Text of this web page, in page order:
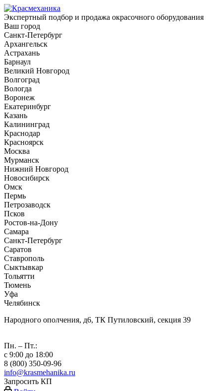
Экспертный подбор и продажа окрасочного оборудования
Ваш город
Санкт-Петербург
Архангельск
Астрахань
Барнаул
Великий Новгород
Волгоград
Вологда
Воронеж
Екатеринбург
Казань
Калининград
Краснодар
Красноярск
Москва
Мурманск
Нижний Новгород
Новосибирск
Омск
Пермь
Петрозаводск
Псков
Ростов-на-Дону
Самара
Санкт-Петербург
Саратов
Ставрополь
Сыктывкар
Тольятти
Тюмень
Уфа
Челябинск
Народного ополчения, д6, ТК Путиловский, секция 39
Пн. – Пт.:
с 9:00 до 18:00
8 (800) 350-09-96
info@krasmehanika.ru
Запросить КП